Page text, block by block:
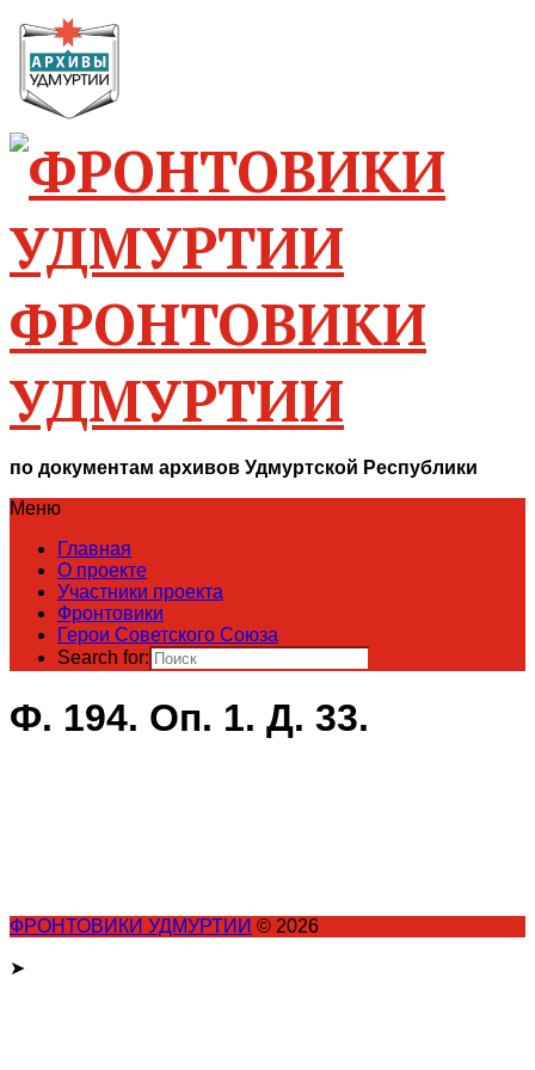
ФРОНТОВИКИ
УДМУРТИИ
по документам архивов Удмуртской Республики
Меню
Главная
О проекте
Участники проекта
Фронтовики
Герои Советского Союза
Search for:
Ф. 194. Оп. 1. Д. 33.
ФРОНТОВИКИ УДМУРТИИ © 2026
➤